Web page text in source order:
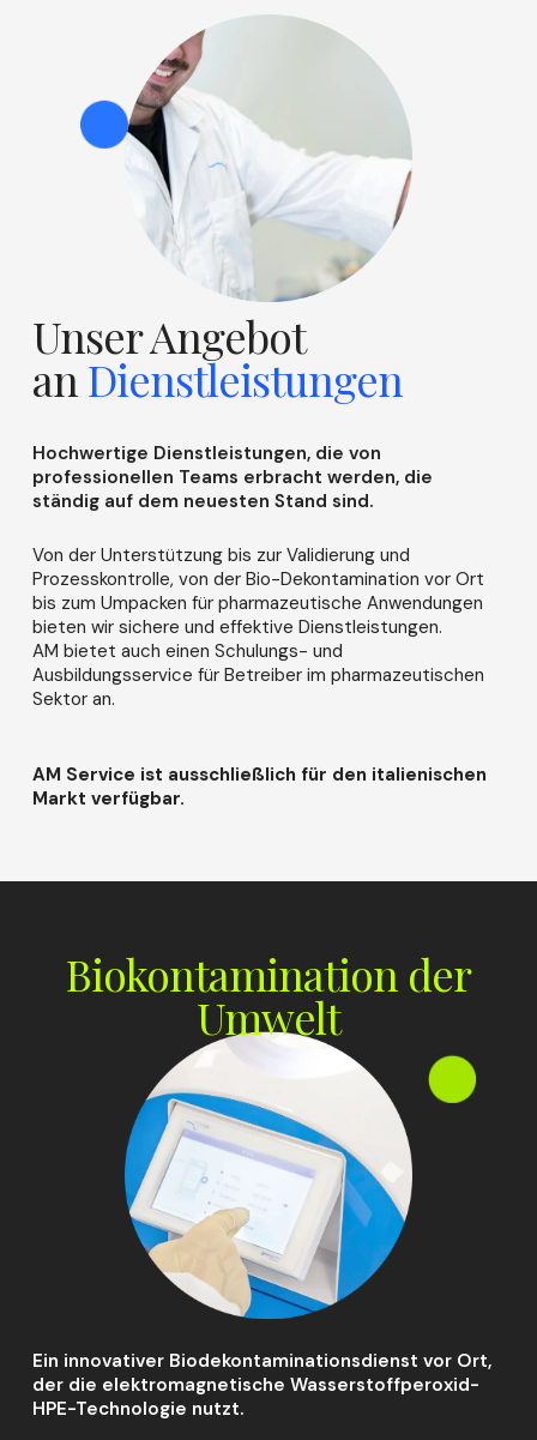
Unser Angebot
an Dienstleistungen
Hochwertige Dienstleistungen, die von
professionellen Teams erbracht werden, die
ständig auf dem neuesten Stand sind.
Von der Unterstützung bis zur Validierung und
Prozesskontrolle, von der Bio-Dekontamination vor Ort
bis zum Umpacken für pharmazeutische Anwendungen
bieten wir sichere und effektive Dienstleistungen.
AM bietet auch einen Schulungs- und
Ausbildungsservice für Betreiber im pharmazeutischen
Sektor an.
AM Service ist ausschließlich für den italienischen
Markt verfügbar.
Biokontamination der
Umwelt
Ein innovativer Biodekontaminationsdienst vor Ort,
der die elektromagnetische Wasserstoffperoxid-
HPE-Technologie nutzt.